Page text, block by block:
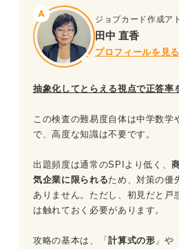
ジョブカード作成ア
田中 直香
プロフィールを見る
抽象化してとらえる視点で正答率
この検査の難易度自体は中学数学
で、高度な知識は不要です。
出題頻度は通常のSPIより低く、
気企業に限られるため、対策の優
ありません。ただし、初見だと戸
は触れておく必要があります。
攻略の基本は、「計算式の形 」や